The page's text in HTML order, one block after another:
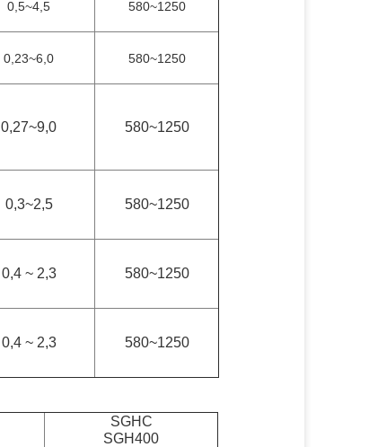
0,5~4,5 580~1250
0,23~6,0 580~1250
0,27~9,0 580~1250
0,3~2,5 580~1250
0,4 ~ 2,3 580~1250
0,4 ~ 2,3 580~1250
SGHC
SGH400